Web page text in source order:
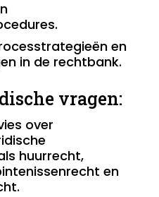
en
in de rechtbank.
vragen:
over
huurrecht,
en